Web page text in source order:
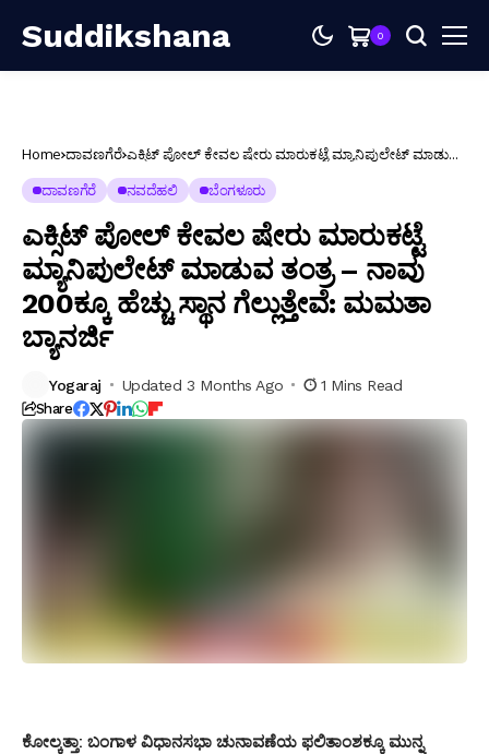
Suddikshana 0
Home ದಾವಣಗೆರೆ ಎಕ್ಸಿಟ್ ಪೋಲ್ ಕೇವಲ ಷೇರು ಮಾರುಕಟ್ಟೆ ಮ್ಯಾನಿಪುಲೇಟ್ ಮಾಡುವ
ದಾವಣಗೆರೆ ನವದೆಹಲಿ ಬೆಂಗಳೂರು
ಎಕ್ಸಿಟ್ ಪೋಲ್ ಕೇವಲ ಷೇರು ಮಾರುಕಟ್ಟೆ
ಮ್ಯಾನಿಪುಲೇಟ್ ಮಾಡುವ ತಂತ್ರ – ನಾವು
200ಕ್ಕೂ ಹೆಚ್ಚು ಸ್ಥಾನ ಗೆಲ್ಲುತ್ತೇವೆ: ಮಮತಾ
ಬ್ಯಾನರ್ಜಿ
Yogaraj Updated 3 Months Ago 1 Mins Read
Share
ಕೋಲ್ಕತ್ತಾ: ಬಂಗಾಳ ವಿಧಾನಸಭಾ ಚುನಾವಣೆಯ ಫಲಿತಾಂಶಕ್ಕೂ ಮುನ್ನ